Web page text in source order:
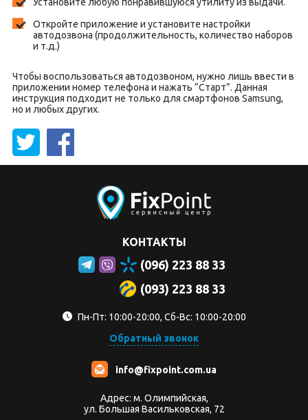
Откройте приложение и установите настройки
автодозвона (продолжительность, количество наборов
и т.д.)
Чтобы воспользоваться автодозвоном, нужно лишь ввести в
приложении номер телефона и нажать “Старт”. Данная
инструкция подходит не только для смартфонов Samsung,
но и любых других.
КОНТАКТЫ
(096) 223 88 33
(093) 223 88 33
Пн-Пт: 10:00-20:00, Сб-Вс: 10:00-20:00
Обратный звонок
info@fixpoint.com.ua
Адрес: м. Олимпийская,
ул. Большая Васильковская, 72